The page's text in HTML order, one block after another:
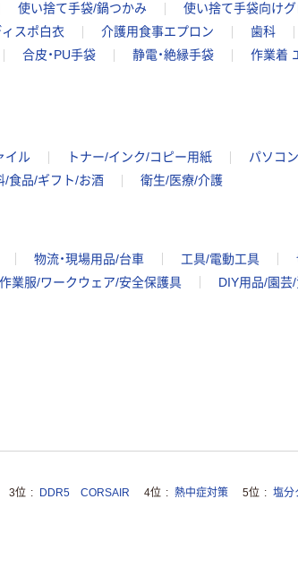
使い捨て手袋/鍋つかみ 使い捨て手袋向け
ィスポ白衣 介護用食事エプロン 歯科
合皮・PU手袋 静電・絶縁手袋 作業着
イル トナー/インク/コピー用紙 パソコ
/食品/ギフト/お酒 衛生/医療/介護
物流・現場用品/台車 工具/電動工具
作業服/ワークウェア/安全保護具 DIY用品/園芸
3位 DDR5 CORSAIR 4位 熱中症対策 5位 塩分